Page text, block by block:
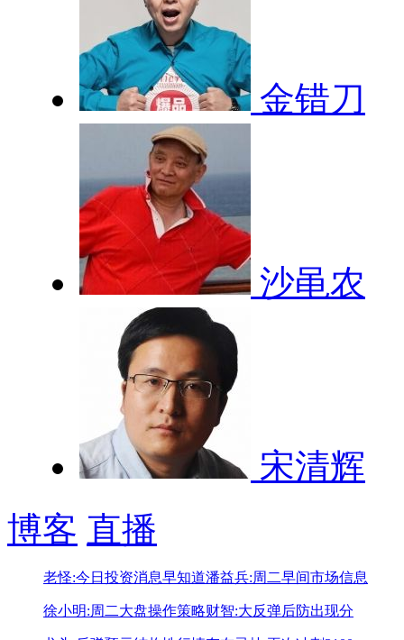
金错刀
沙黾农
宋清辉
博客 直播
老怪:今日投资消息早知道潘益兵:周二早间市场信息
徐小明:周二大盘操作策略财智:大反弹后防出现分